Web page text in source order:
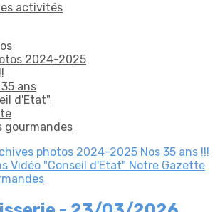
activités
2024-2025
ans
d'Etat"
gourmandes
photos 2024-2025 Nos 35 ans !!!
Vidéo "Conseil d'Etat" Notre Gazette